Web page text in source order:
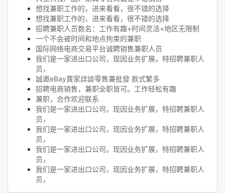
想找兼职工作的，进来看看，很不错的选择
想找兼职工作的，进来看看，很不错的选择
招聘兼职人员数名：工作有趣+时间灵活+地区无限制
一个不会被时间和地点拘束的兼职
国际网络电商交易平台诚聘销售兼职人员
我们是一家进出口公司，现因业务扩展，特招聘兼职人
员，
誠邀eBay賣家詳談零售兼批發 款式繁多
招聘电商销售，兼职全职皆可。工作轻松有趣
兼职，合作欢迎联系
我们是一家进出口公司，现因业务扩展，特招聘兼职人
员，
我们是一家进出口公司，现因业务扩展，特招聘兼职人
员，
我们是一家进出口公司，现因业务扩展，特招聘兼职人
员，
我们是一家进出口公司，现因业务扩展，特招聘兼职人
员，